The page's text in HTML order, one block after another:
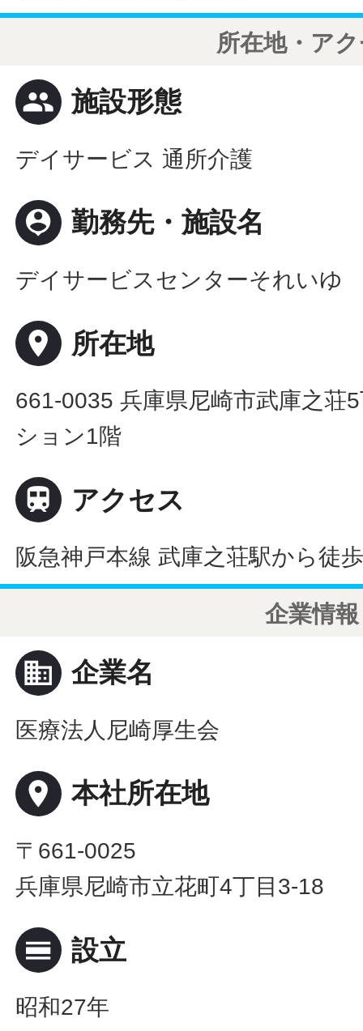
所在地・ア
people 施設形態
デイサービス 通所介護
person_pin 勤務先・施設名
デイサービスセンターそれいゆ
place 所在地
661-0035 兵庫県尼崎市武庫之荘
ション1階
 アクセス
阪急神戸本線 武庫之荘駅から徒
企業情報
business 企業名
医療法人尼崎厚生会
place 本社所在地
〒661-0025
兵庫県尼崎市立花町4丁目3-18
calendar_view_day 設立
昭和27年